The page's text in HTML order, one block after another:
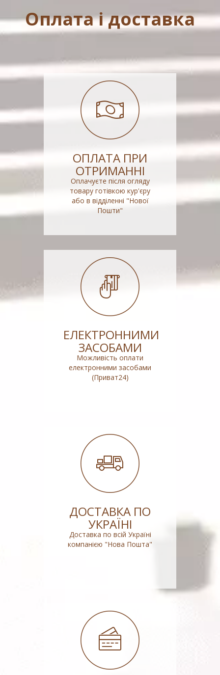
Оплата і доставка
ОПЛАТА ПРИ
ОТРИМАННІ
Оплачуєте після огляду
товару готівкою кур'єру
або в відділенні "Нової
Пошти"
ЕЛЕКТРОННИМИ
ЗАСОБАМИ
Можливість оплати
електронними засобами
(Приват24)
ДОСТАВКА ПО
УКРАЇНІ
Доставка по всій Україні
компанією "Нова Пошта"